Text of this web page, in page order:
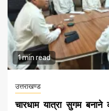
1 min read
उत्तराखण्ड
चारधाम यात्रा सुगम बनाने